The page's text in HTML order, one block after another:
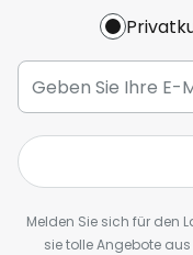
Melden Sie sich für den
sie tolle Angebote